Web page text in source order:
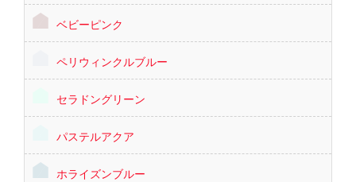
ベビーピンク
ペリウィンクルブルー
セラドングリーン
パステルアクア
ホライズンブルー